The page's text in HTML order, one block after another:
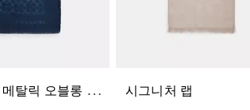
시
그니처 메탈릭 오블롱 스카프 시그니처 랩